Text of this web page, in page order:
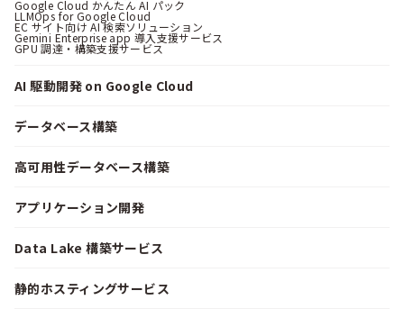
Google Cloud かんたん AI パック
LLMOps for Google Cloud
EC サイト向け AI 検索ソリューション
Gemini Enterprise app 導入支援サービス
GPU 調達・構築支援サービス
AI 駆動開発 on Google Cloud
データベース構築
高可用性データベース構築
アプリケーション開発
Data Lake 構築サービス
静的ホスティングサービス